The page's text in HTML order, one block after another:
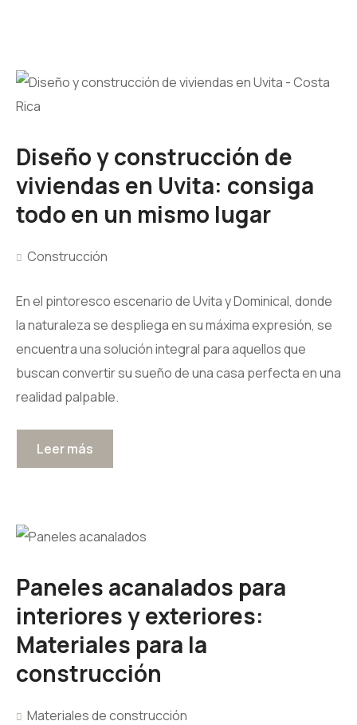
Diseño y construcción de
viviendas en Uvita: consiga
todo en un mismo lugar
Construcción
En el pintoresco escenario de Uvita y Dominical, donde
la naturaleza se despliega en su máxima expresión, se
encuentra una solución integral para aquellos que
buscan convertir su sueño de una casa perfecta en una
realidad palpable.
Leer más
Paneles acanalados para
interiores y exteriores:
Materiales para la
construcción
Materiales de construcción